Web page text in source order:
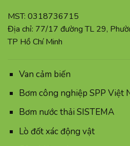
MST: 0318736715
Địa chỉ: 77/17 đường TL 29,
TP Hồ Chí Minh
Van cảm biến
Bơm công nghiệp SPP Việt
Bơm nước thải SISTEMA
Lò đốt xác động vật